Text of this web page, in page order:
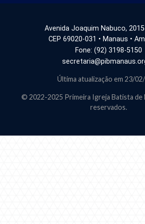
Avenida Joaquim Nabuco,
CEP 69020-031 • Manaus •
Fone: (92) 3198-5150
Última atualização em 23/
© 2022-2025 Primeira Igreja Batista de
reservados.